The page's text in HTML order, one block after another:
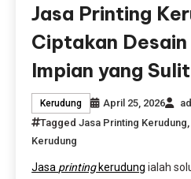
Jasa Printing
Ciptakan
Impian yang
Kerudung April 25, 2026
TaggedJasa Printing Kerudung
Kerudung
Jasa printingkerudung ialah